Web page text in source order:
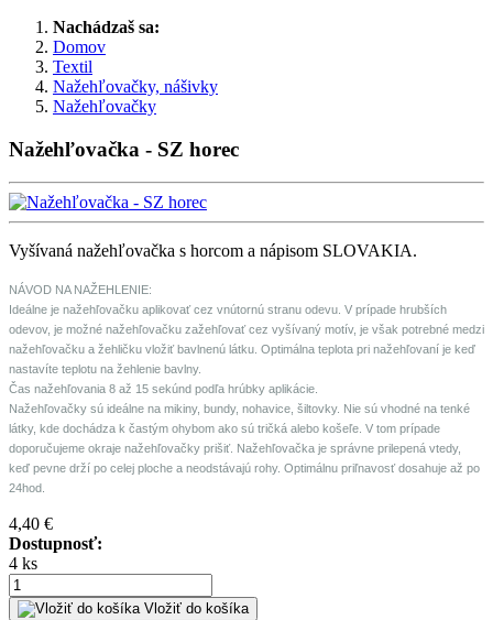
Nachádzaš sa:
Domov
Textil
Nažehľovačky, nášivky
Nažehľovačky
Nažehľovačka - SZ horec
Vyšívaná nažehľovačka s horcom a nápisom SLOVAKIA.
NÁVOD NA NAŽEHLENIE:
Ideálne je nažehľovačku aplikovať cez vnútornú stranu odevu. V prípade hrubších
odevov, je možné nažehľovačku zažehľovať cez vyšívaný motív, je však potrebné medzi
nažehľovačku a žehličku vložiť bavlnenú látku. Optimálna teplota pri nažehľovaní je keď
nastavíte teplotu na žehlenie bavlny.
Čas nažehľovania 8 až 15 sekúnd podľa hrúbky aplikácie.
Nažehľovačky sú ideálne na mikiny, bundy, nohavice, šiltovky. Nie sú vhodné na tenké
látky, kde dochádza k častým ohybom ako sú tričká alebo košeľe. V tom prípade
doporučujeme okraje nažehľovačky prišiť. Nažehľovačka je správne prilepená vtedy,
keď pevne drží po celej ploche a neodstávajú rohy. Optimálnu priľnavosť dosahuje až po
24hod.
4,40 €
Dostupnosť:
4 ks
Vložiť do košíka